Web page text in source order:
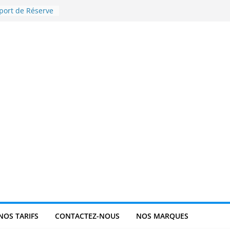
de Réserve
un simple
allié dans
TARIFS CONTACTEZ-NOUS NOS MARQUES